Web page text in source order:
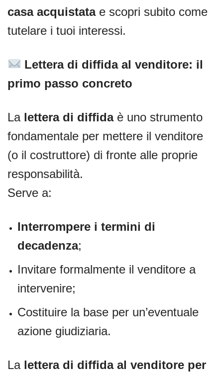
casa acquistatae scopri subito come
tutelare i tuoi interessi.
Lettera di diffida al venditore: il
primo passo concreto
La lettera di diffidaè uno strumento
fondamentale per mettere il venditore
(o il costruttore) di fronte alle proprie
responsabilità.
Serve a:
Interrompere i termini di
decadenza;
Invitare formalmente il venditore a
intervenire;
Costituire la base per un’eventuale
azione giudiziaria.
La lettera di diffida al venditore per